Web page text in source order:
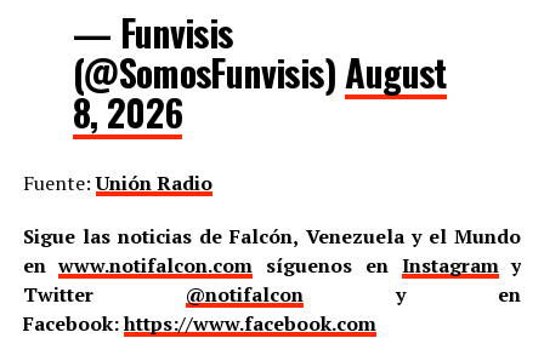
— Funvisis
(@SomosFunvisis) August
8, 2026
Fuente:Unión Radio
Sigue las noticias de Falcón, Venezuela y el Mundo
enwww.notifalcon.com síguenos en Instagramy
Twitter @notifalcony en
Facebook:https://www.facebook.com